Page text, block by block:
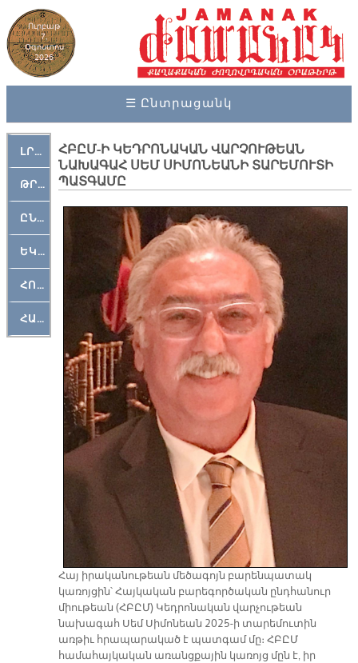
Ուրբաթ
7,
Օգոստոս
2026
☰ Ընտրացանկ
ԼՐԱՀՈՍ
ԹՐՔԱՀԱՅ ԿԵԱՆՔ
ԸՆԿԵՐԱՄՇԱԿՈՒԹԱՅԻՆ
ԵԿԵՂԵՑԱԿԱՆ
ՀՈԳԵՄՏԱՒՈՐ
ՀԱՐԹԱԿ
ՀԲԸՄ-Ի ԿԵԴՐՈՆԱԿԱՆ ՎԱՐՉՈՒԹԵԱՆ
ՆԱԽԱԳԱՀ ՍԵՄ ՍԻՄՈՆԵԱՆԻ ՏԱՐԵՄՈՒՏԻ
ՊԱՏԳԱՄԸ
Հայ իրականութեան մեծագոյն բարենպատակ
կառոյցին՝ Հայկական բարեգործական ընդհանուր
միութեան (ՀԲԸՄ) Կեդրոնական վարչութեան
նախագահ Սեմ Սիմոնեան 2025-ի տարեմուտին
առթիւ հրապարակած է պատգամ մը։ ՀԲԸՄ
համահայկական առանցքային կառոյց մըն է, իր